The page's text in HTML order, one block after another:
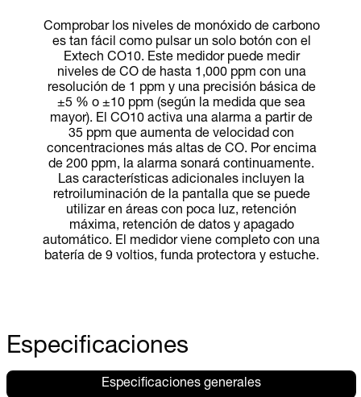
Comprobar los niveles de monóxido de carbono
es tan fácil como pulsar un solo botón con el
Extech CO10. Este medidor puede medir
niveles de CO de hasta 1,000 ppm con una
resolución de 1 ppm y una precisión básica de
±5 % o ±10 ppm (según la medida que sea
mayor). El CO10 activa una alarma a partir de
35 ppm que aumenta de velocidad con
concentraciones más altas de CO. Por encima
de 200 ppm, la alarma sonará continuamente.
Las características adicionales incluyen la
retroiluminación de la pantalla que se puede
utilizar en áreas con poca luz, retención
máxima, retención de datos y apagado
automático. El medidor viene completo con una
batería de 9 voltios, funda protectora y estuche.
Especificaciones
Especificaciones generales